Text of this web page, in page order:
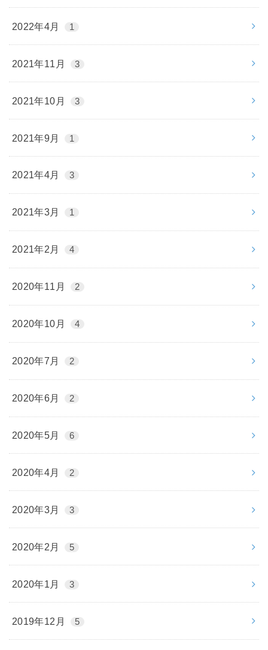
2022年4月 1
2021年11月 3
2021年10月 3
2021年9月 1
2021年4月 3
2021年3月 1
2021年2月 4
2020年11月 2
2020年10月 4
2020年7月 2
2020年6月 2
2020年5月 6
2020年4月 2
2020年3月 3
2020年2月 5
2020年1月 3
2019年12月 5